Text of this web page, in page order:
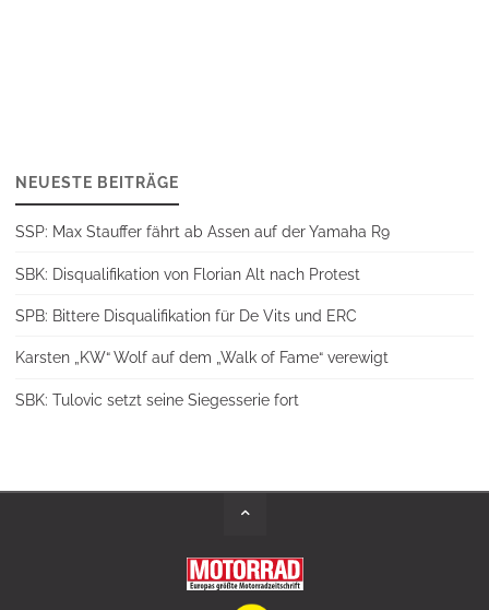
NEUESTE BEITRÄGE
SSP: Max Stauffer fährt ab Assen auf der Yamaha R9
SBK: Disqualifikation von Florian Alt nach Protest
SPB: Bittere Disqualifikation für De Vits und ERC
Karsten „KW“ Wolf auf dem „Walk of Fame“ verewigt
SBK: Tulovic setzt seine Siegesserie fort
Back